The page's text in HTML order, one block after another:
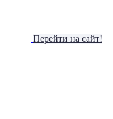
Перейти на сайт!